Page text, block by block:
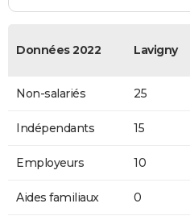
Données 2022 Lavigny
Non-salariés 25
Indépendants 15
Employeurs 10
Aides familiaux 0